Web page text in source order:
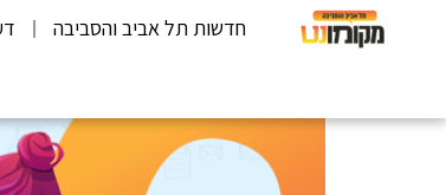
חדשות תל אביב והסביבה